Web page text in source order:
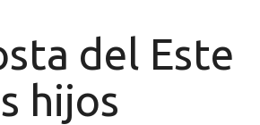
del Este
hijos